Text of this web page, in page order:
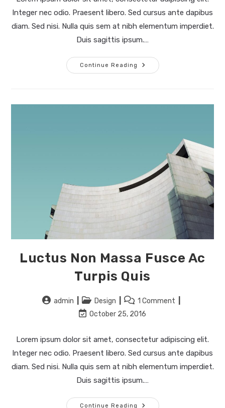
Integer nec odio. Praesent libero. Sed cursus ante dapibus
diam. Sed nisi. Nulla quis sem at nibh elementum imperdiet.
Duis sagittis ipsum.…
Continue Reading
Luctus Non Massa Fusce Ac
Turpis Quis
admin Design
1 Comment
October 25, 2016
Lorem ipsum dolor sit amet, consectetur adipiscing elit.
Integer nec odio. Praesent libero. Sed cursus ante dapibus
diam. Sed nisi. Nulla quis sem at nibh elementum imperdiet.
Duis sagittis ipsum.…
Continue Reading